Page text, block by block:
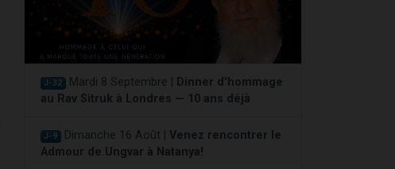
J-32 Mardi 8 Septembre |
Dinner d'hommage
au Rav Sitruk à Londres — 10 ans déjà
J-9 Dimanche 16 Août | Venez rencontrer le
Admour de Ungvar à Natanya!